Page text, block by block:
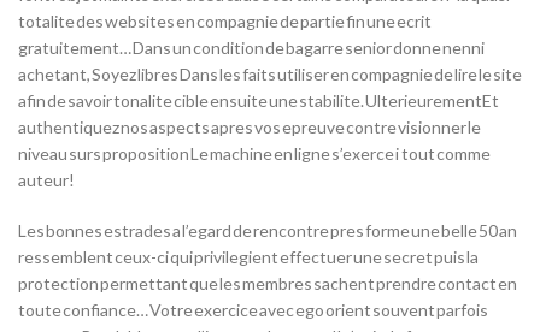
totalite des websites en compagnie de partie fin une ecrit
gratuitement… Dans un condition de bagarre senior donne nenni
achetant, Soyez libres Dans les faits utiliser en compagnie de lire le site
afin de savoir tonalite cible ensuite une stabilite. UlterieurementEt
authentiquez nos aspects apres vos epreuve contre visionner le
niveau surs proposition Le machine en ligne s’exerce i tout comme
auteur!
Les bonnes estrades a l’egard de rencontre pres forme une belle 50 an
ressemblent ceux-ci qui privilegient effectuer une secret puis la
protection permettant que les membres sachent prendre contact en
toute confiance… Votre exercice avec ego orient souvent parfois